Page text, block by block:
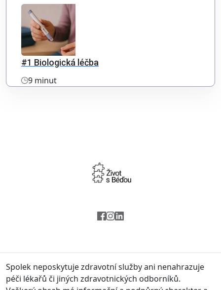
#1 Biologická léčba
9 minut
Spolek neposkytuje zdravotní služby ani nenahrazuje
péči lékařů či jiných zdravotnických odborníků.